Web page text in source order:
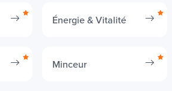
Énergie & Vitalité
Minceur